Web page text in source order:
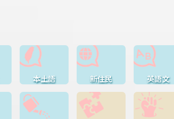
本土語 新住民 英語文